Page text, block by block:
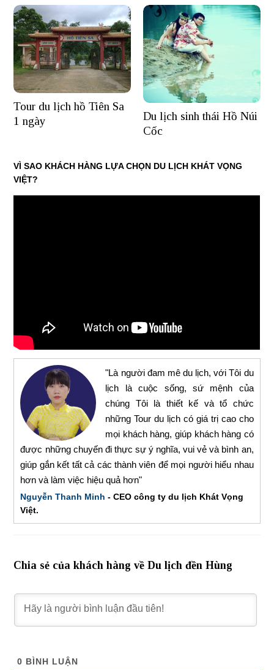
Tour du lịch hồ Tiên Sa
1 ngày
Du lịch sinh thái Hồ Núi
Cốc
VÌ SAO KHÁCH HÀNG LỰA CHỌN DU LỊCH KHÁT VỌNG
VIỆT?
"Là người đam mê du lịch, với Tôi du
lịch là cuộc sống, sứ mệnh của
chúng Tôi là thiết kế và tổ chức
những Tour du lịch có giá trị cao cho
mọi khách hàng, giúp khách hàng có
được những chuyến đi thực sự ý nghĩa, vui vẻ và bình an,
giúp gắn kết tất cả các thành viên để mọi người hiểu nhau
hơn và làm việc hiệu quả hơn"
Nguyễn Thanh Minh - CEO công ty du lịch Khát Vọng
Việt.
Chia sẻ của khách hàng về Du lịch đền Hùng
0 BÌNH LUẬN